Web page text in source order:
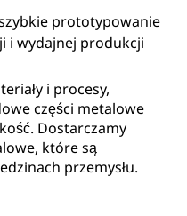
prototypowanie
i wydajnej produkcji
i procesy,
części metalowe
Dostarczamy
które są
przemysłu.